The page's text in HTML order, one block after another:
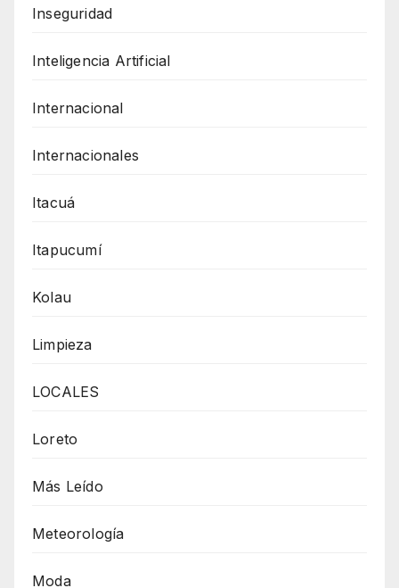
Inseguridad
Inteligencia Artificial
Internacional
Internacionales
Itacuá
Itapucumí
Kolau
Limpieza
LOCALES
Loreto
Más Leído
Meteorología
Moda